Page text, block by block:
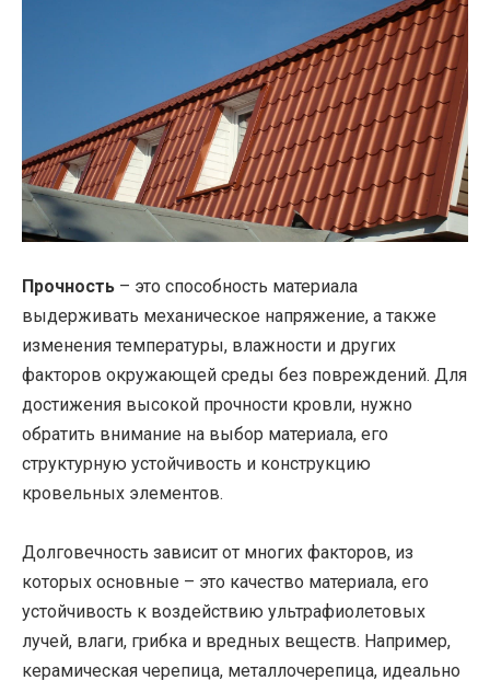
Прочность – это способность материала
выдерживать механическое напряжение, а также
изменения температуры, влажности и других
факторов окружающей среды без повреждений. Для
достижения высокой прочности кровли, нужно
обратить внимание на выбор материала, его
структурную устойчивость и конструкцию
кровельных элементов.
Долговечность зависит от многих факторов, из
которых основные – это качество материала, его
устойчивость к воздействию ультрафиолетовых
лучей, влаги, грибка и вредных веществ. Например,
керамическая черепица, металлочерепица, идеально